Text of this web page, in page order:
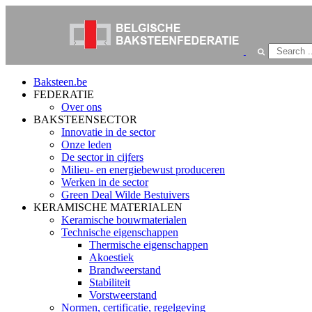
Baksteen.be
FEDERATIE
Over ons
BAKSTEENSECTOR
Innovatie in de sector
Onze leden
De sector in cijfers
Milieu- en energiebewust produceren
Werken in de sector
Green Deal Wilde Bestuivers
KERAMISCHE MATERIALEN
Keramische bouwmaterialen
Technische eigenschappen
Thermische eigenschappen
Akoestiek
Brandweerstand
Stabiliteit
Vorstweerstand
Normen, certificatie, regelgeving